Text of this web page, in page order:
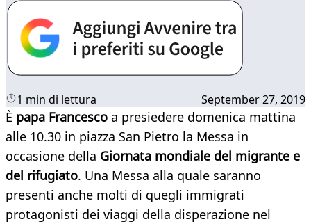
1 min di lettura September 27, 2019
È papa Francesco a presiedere domenica mattina
alle 10.30 in piazza San Pietro la Messa in
occasione della Giornata mondiale del migrante e
del rifugiato. Una Messa alla quale saranno
presenti anche molti di quegli immigrati
protagonisti dei viaggi della disperazione nel